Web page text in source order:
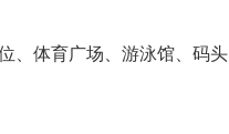
体育广场、游泳馆、码